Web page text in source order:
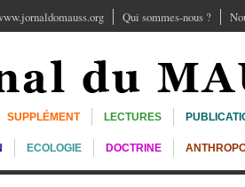
Qui sommes-nous ?
SUPPLÉMENT LECTURES
ECOLOGIE DOCTRINE